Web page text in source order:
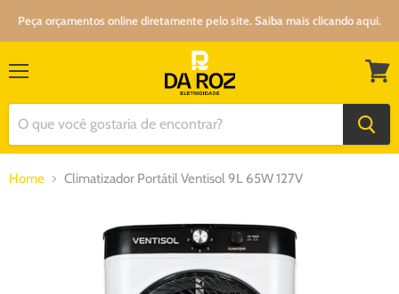
Peça orçamentos online diretamente pelo site. Saiba mais clicando aqui.
Home Climatizador Portátil Ventisol 9L 65W 127V